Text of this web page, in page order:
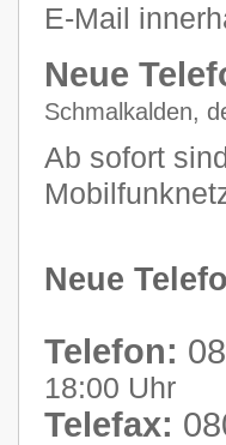
E-Mail
Neue
Schmalkalden,
Ab sofort
Neue
Telefon:
18:00 Uhr
Telefax: